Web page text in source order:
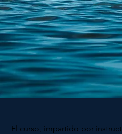
El curso, impartido por